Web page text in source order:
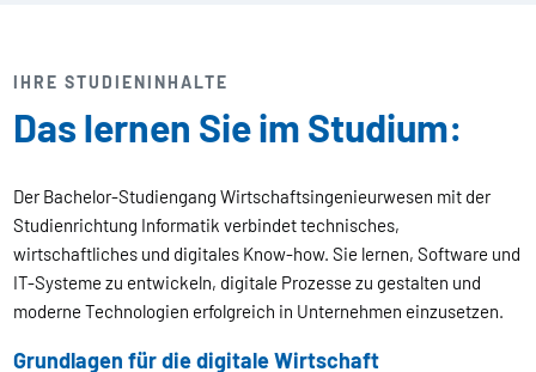
IHRE STUDIENINHALTE
Das lernen Sie im Studium:
Der Bachelor-Studiengang Wirtschaftsingenieurwesen mit der
Studienrichtung Informatik verbindet technisches,
wirtschaftliches und digitales Know-how. Sie lernen, Software und
IT-Systeme zu entwickeln, digitale Prozesse zu gestalten und
moderne Technologien erfolgreich in Unternehmen einzusetzen.
Grundlagen für die digitale Wirtschaft